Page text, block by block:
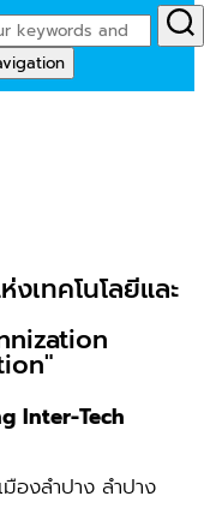
เทคโนโลยีและ
Inter-Tech
องลำปาง ลำปาง